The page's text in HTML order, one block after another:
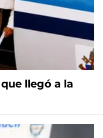
llegó a la